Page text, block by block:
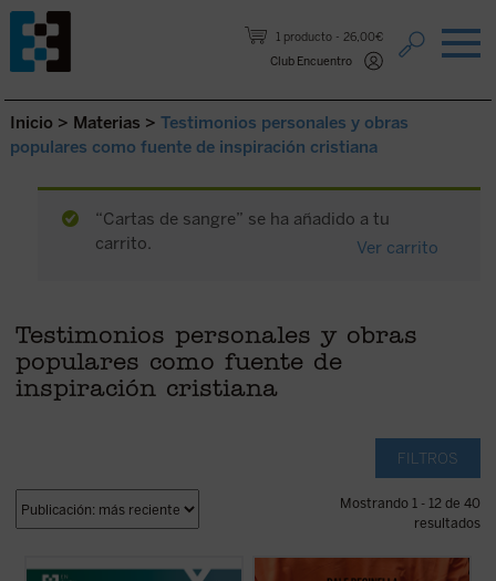
1 producto
26,00€
Club Encuentro
Saltar al contenido.
Inicio > Materias > Testimonios personales y obras
populares como fuente de inspiración cristiana
“Cartas de sangre” se ha añadido a tu
carrito.
Ver carrito
Testimonios personales y obras
populares como fuente de
inspiración cristiana
FILTROS
Mostrando 1 - 12 de 40
resultados
¿Quién era Enzo Piccinini, el cirujano que